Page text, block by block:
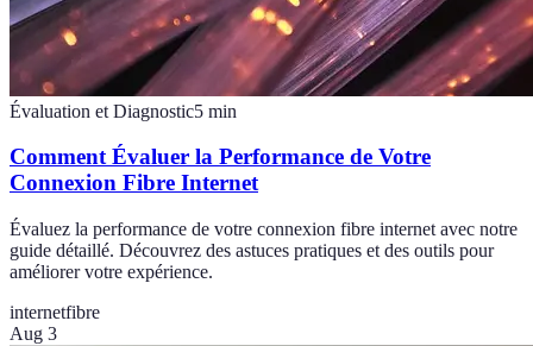
Évaluation et Diagnostic5 min
Comment Évaluer la Performance de Votre
Connexion Fibre Internet
Évaluez la performance de votre connexion fibre internet avec notre
guide détaillé. Découvrez des astuces pratiques et des outils pour
améliorer votre expérience.
internetfibre
Aug 3